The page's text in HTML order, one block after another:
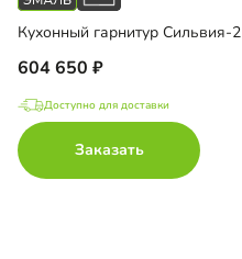
Кухонный гарнитур Сильвия-2
604 650
Доступно для доставки
Заказать